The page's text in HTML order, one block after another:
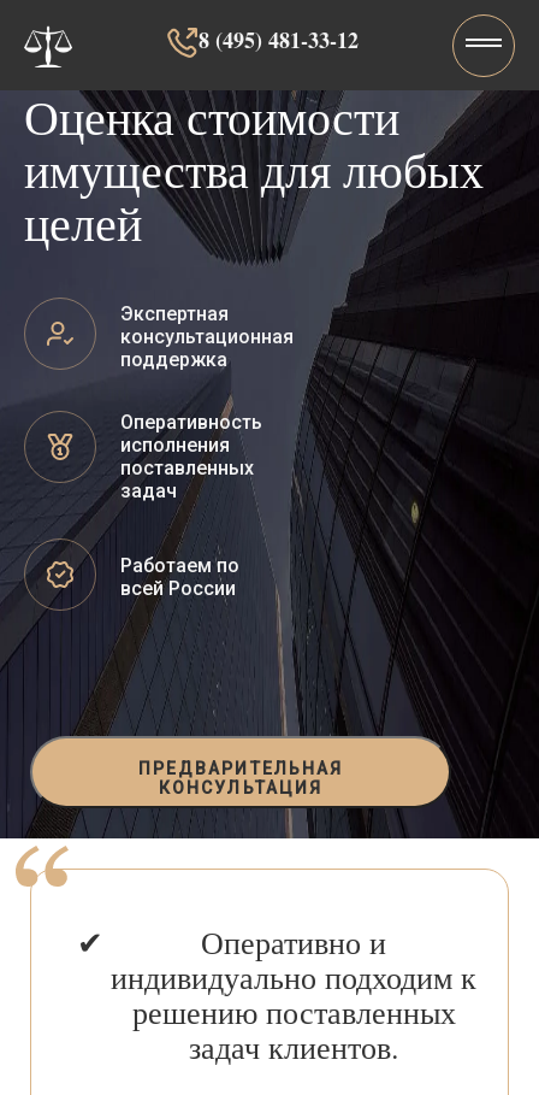
8 (495) 481-33-12‬‬
Оценка стоимости
имущества для любых
целей
Экспертная
консультационная
поддержка
Оперативность
исполнения
поставленных
задач
Работаем по
всей России
ПРЕДВАРИТЕЛЬНАЯ
КОНСУЛЬТАЦИЯ
Оперативно и
индивидуально подходим к
решению поставленных
задач клиентов.